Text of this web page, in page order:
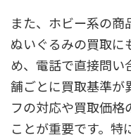
また、ホビー系の商
ぬいぐるみの買取に
め、電話で直接問い
舗ごとに買取基準が
フの対応や買取価格
ことが重要です。特